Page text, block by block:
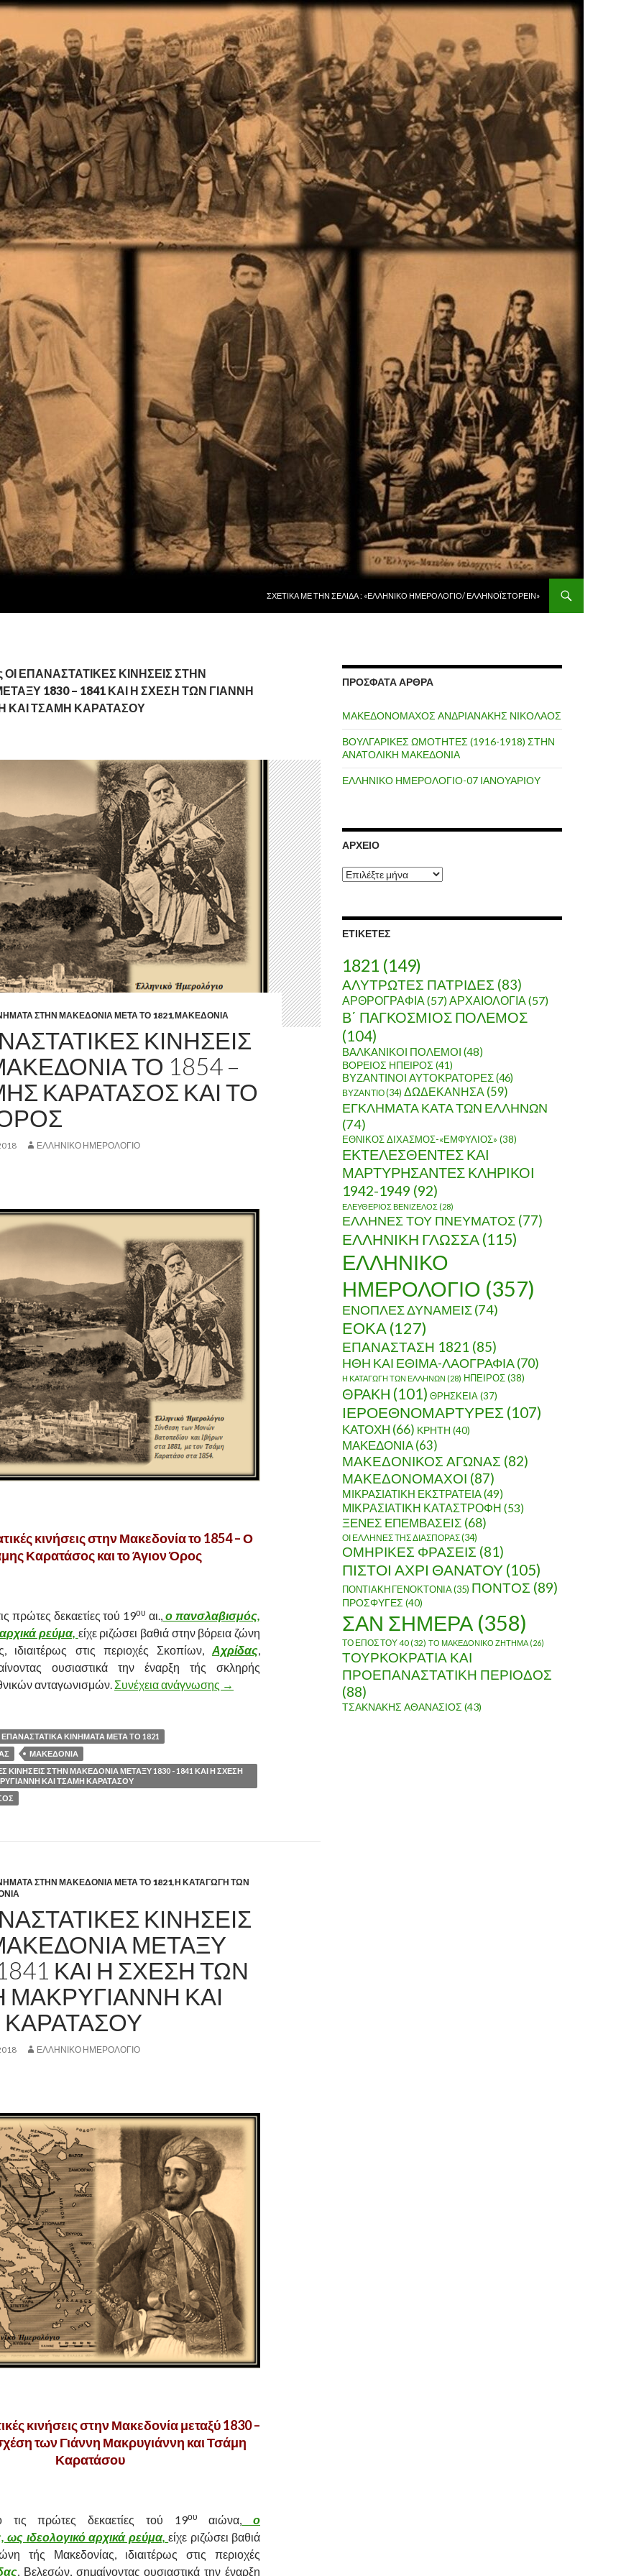
ΣΧΕΤΙΚᾺ ΜῈ ΤῊΝ ΣΕΛΊΔΑ : «ἙΛΛΗΝΙΚῸ ἩΜΕΡΟΛΌΓΙΟ/ ἙΛΛΗΝΟΪΣΤΟΡΕΙ͂Ν»
ΟΙ ΕΠΑΝΑΣΤΑΤΙΚΕΣ ΚΙΝΗΣΕΙΣ ΣΤΗΝ
1830 – 1841 ΚΑΙ Η ΣΧΕΣΗ ΤΩΝ ΓΙΑΝΝΗ
ΚΑΙ ΤΣΑΜΗ ΚΑΡΑΤΑΣΟΥ
ΣΤΗΝ ΜΑΚΕΔΟΝΙΑ ΜΕΤΑ ΤΟ 1821,ΜΑΚΕΔΟΝΙΑ
ΚΙΝΗΣΕΙΣ
ΤΟ 1854 –
ΚΑΡΑΤΑΣΟΣ ΚΑΙ ΤΟ
ΕΛΛΗΝΙΚΟ ΗΜΕΡΟΛΟΓΙΟ
κινήσεις στην Μακεδονία το 1854 – Ο
Καρατάσος και το Άγιον Όρος
πρώτες δεκαετίες τού 19ου αι., ο πανσλαβισμός,
ρεύμα, είχε ριζώσει βαθιά στην βόρεια ζώνη
ιδιαιτέρως στις περιοχές Σκοπίων, Αχρίδας,
ουσιαστικά την έναρξη τής σκληρής
ανταγωνισμών. Συνέχεια ανάγνωσης ΟΙ ΕΠΑΝΑΣΤΑΤΙΚΕΣ ΚΙΝΗΣΕΙΣ ΣΤΗΝ ΜΑΚΕΔΟΝΙΑ ΤΟ 1854 – Ο ΤΣΑΜΗΣ
→
ΕΠΑΝΑΣΤΑΤΙΚΑ ΚΙΝΗΜΑΤΑ ΜΕΤΑ ΤΟ 1821
ΜΑΚΕΔΟΝΙΑ
ΚΙΝΗΣΕΙΣ ΣΤΗΝ ΜΑΚΕΔΟΝΙΑ ΜΕΤΑΞΥ 1830 - 1841 ΚΑΙ Η ΣΧΕΣΗ
ΚΑΙ ΤΣΑΜΗ ΚΑΡΑΤΑΣΟΥ
ΣΤΗΝ ΜΑΚΕΔΟΝΙΑ ΜΕΤΑ ΤΟ 1821,Η ΚΑΤΑΓΩΓΗ ΤΩΝ
ΚΙΝΗΣΕΙΣ
ΜΕΤΑΞΥ
ΚΑΙ Η ΣΧΕΣΗ ΤΩΝ
ΜΑΚΡΥΓΙΑΝΝΗ ΚΑΙ
ΕΛΛΗΝΙΚΟ ΗΜΕΡΟΛΟΓΙΟ
κινήσεις στην Μακεδονία μεταξύ 1830 –
των Γιάννη Μακρυγιάννη και Τσάμη
Καρατάσου
πρώτες δεκαετίες τού 19ου αιώνα, ο
ιδεολογικό αρχικά ρεύμα, είχε ριζώσει βαθιά
τής Μακεδονίας, ιδιαιτέρως στις περιοχές
, Βελεσών, σημαίνοντας ουσιαστικά την έναρξη
ΠΡΌΣΦΑΤΑ ΆΡΘΡΑ
ΜΑΚΕΔΟΝΟΜΑΧΟΣ ΑΝΔΡΙΑΝΑΚΗΣ ΝΙΚΟΛΑΟΣ
ΒΟΥΛΓΑΡΙΚΕΣ ΩΜΟΤΗΤΕΣ (1916-1918) ΣΤΗΝ
ΑΝΑΤΟΛΙΚΗ ΜΑΚΕΔΟΝΙΑ
ΕΛΛΗΝΙΚΟ ΗΜΕΡΟΛΟΓΙΟ-07 ΙΑΝΟΥΑΡΙΟΥ
ΑΡΧΕΊΟ
Α
ρ
ο
ΕΤΙΚΈΤΕΣ
1821 (149)
ΑΛΥΤΡΩΤΕΣ ΠΑΤΡΙΔΕΣ (83)
ΑΡΘΡΟΓΡΑΦΙΑ(57)ΑΡΧΑΙΟΛΟΓΙΑ(57)
Β΄ ΠΑΓΚΟΣΜΙΟΣ ΠΟΛΕΜΟΣ
(104)
ΒΑΛΚΑΝΙΚΟΙ ΠΟΛΕΜΟΙ (48)
ΒΟΡΕΙΟΣ ΗΠΕΙΡΟΣ (41)
ΒΥΖΑΝΤΙΝΟΙ ΑΥΤΟΚΡΑΤΟΡΕΣ(46)
ΒΥΖΑΝΤΙΟ(34) ΔΩΔΕΚΑΝΗΣΑ (59)
ΕΓΚΛΗΜΑΤΑ ΚΑΤΑ ΤΩΝ ΕΛΛΗΝΩΝ
(74)
ΕΘΝΙΚΟΣ ΔΙΧΑΣΜΟΣ-«ΕΜΦΥΛΙΟΣ» (38)
ΕΚΤΕΛΕΣΘΕΝΤΕΣ ΚΑΙ
ΜΑΡΤΥΡΗΣΑΝΤΕΣ ΚΛΗΡΙΚΟΙ
1942-1949 (92)
ΕΛΕΥΘΕΡΙΟΣ ΒΕΝΙΖΕΛΟΣ (28)
ΕΛΛΗΝΕΣ ΤΟΥ ΠΝΕΥΜΑΤΟΣ (77)
ΕΛΛΗΝΙΚΗ ΓΛΩΣΣΑ (115)
ΕΛΛΗΝΙΚΟ
ΗΜΕΡΟΛΟΓΙΟ (357)
ΕΝΟΠΛΕΣ ΔΥΝΑΜΕΙΣ(74)
ΕΟΚΑ (127)
ΕΠΑΝΑΣΤΑΣΗ 1821 (85)
ΗΘΗ ΚΑΙ ΕΘΙΜΑ-ΛΑΟΓΡΑΦΙΑ(70)
Η ΚΑΤΑΓΩΓΗ ΤΩΝ ΕΛΛΗΝΩΝ (28) ΗΠΕΙΡΟΣ(38)
ΘΡΑΚΗ (101) ΘΡΗΣΚΕΙΑ(37)
ΙΕΡΟΕΘΝΟΜΑΡΤΥΡΕΣ (107)
ΚΑΤΟΧΗ (66) ΚΡΗΤΗ (40)
ΜΑΚΕΔΟΝΙΑ(63)
ΜΑΚΕΔΟΝΙΚΟΣ ΑΓΩΝΑΣ (82)
ΜΑΚΕΔΟΝΟΜΑΧΟΙ (87)
ΜΙΚΡΑΣΙΑΤΙΚΗ ΕΚΣΤΡΑΤΕΙΑ(49)
ΜΙΚΡΑΣΙΑΤΙΚΗ ΚΑΤΑΣΤΡΟΦΗ (53)
ΞΕΝΕΣ ΕΠΕΜΒΑΣΕΙΣ (68)
ΟΙ ΕΛΛΗΝΕΣ ΤΗΣ ΔΙΑΣΠΟΡΑΣ(34)
ΟΜΗΡΙΚΕΣ ΦΡΑΣΕΙΣ (81)
ΠΙΣΤΟΙ ΑΧΡΙ ΘΑΝΑΤΟΥ (105)
ΠΟΝΤΙΑΚΗ ΓΕΝΟΚΤΟΝΙΑ(35) ΠΟΝΤΟΣ (89)
ΠΡΟΣΦΥΓΕΣ (40)
ΣΑΝ ΣΗΜΕΡΑ (358)
ΤΟ ΕΠΟΣ ΤΟΥ 40(32) ΤΟ ΜΑΚΕΔΟΝΙΚΟ ΖΗΤΗΜΑ (26)
ΤΟΥΡΚΟΚΡΑΤΙΑ ΚΑΙ
ΠΡΟΕΠΑΝΑΣΤΑΤΙΚΗ ΠΕΡΙΟΔΟΣ
(88)
ΤΣΑΚΝΑΚΗΣ ΑΘΑΝΑΣΙΟΣ (43)